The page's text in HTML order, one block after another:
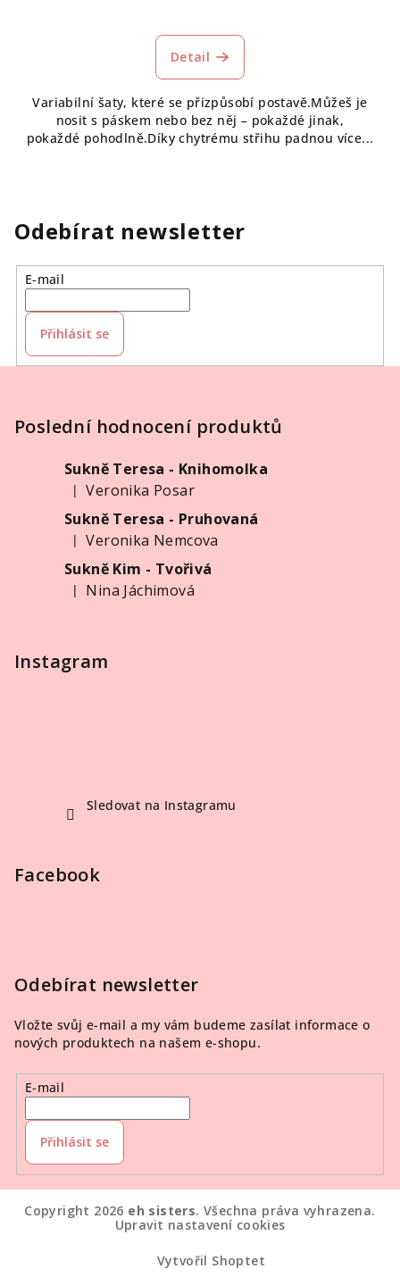
Detail
Variabilní šaty, které se přizpůsobí postavě.Můžeš je
nosit s páskem nebo bez něj – pokaždé jinak,
pokaždé pohodlně.Díky chytrému střihu padnou více...
Odebírat newsletter
E-mail
Přihlásit se
Poslední hodnocení produktů
Sukně Teresa - Knihomolka
Hodnocení produktu je 5 z 5 hvězdiček.
|
Veronika Posar
Sukně Teresa - Pruhovaná
Hodnocení produktu je 5 z 5 hvězdiček.
|
Veronika Nemcova
Sukně Kim - Tvořivá
Hodnocení produktu je 5 z 5 hvězdiček.
| Nina Jáchimová
Instagram
Sledovat na Instagramu
Facebook
Odebírat newsletter
Vložte svůj e-mail a my vám budeme zasílat informace o
nových produktech na našem e-shopu.
E-mail
Přihlásit se
Copyright 2026 eh sisters. Všechna práva vyhrazena.
Upravit nastavení cookies
Vytvořil Shoptet